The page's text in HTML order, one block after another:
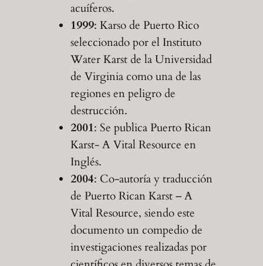
acuíferos.
1999: Karso de Puerto Rico
seleccionado por el Instituto
Water Karst de la Universidad
de Virginia como una de las
regiones en peligro de
destrucción.
2001: Se publica Puerto Rican
Karst- A Vital Resource en
Inglés.
2004: Co-autoría y traducción
de Puerto Rican Karst – A
Vital Resource, siendo este
documento un compedio de
investigaciones realizadas por